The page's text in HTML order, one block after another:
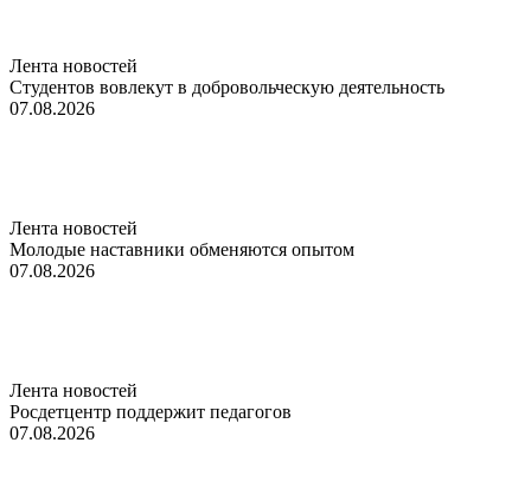
Лента новостей
Студентов вовлекут в добровольческую деятельность
07.08.2026
Лента новостей
Молодые наставники обменяются опытом
07.08.2026
Лента новостей
Росдетцентр поддержит педагогов
07.08.2026